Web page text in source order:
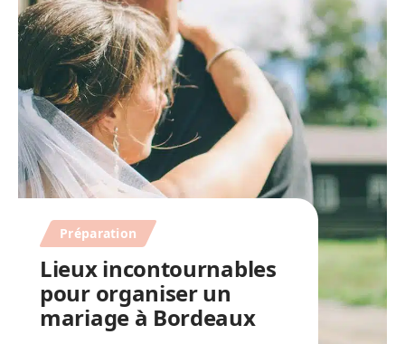
Préparation
Lieux incontournables
pour organiser un
mariage à Bordeaux